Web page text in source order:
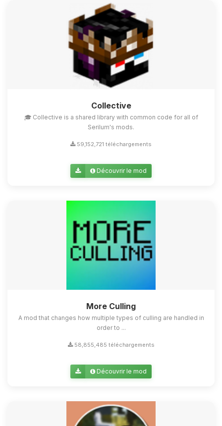
Collective
🎓 Collective is a shared library with common code for all of
Serilum's mods.
59,152,721 téléchargements
Découvrir le mod
More Culling
A mod that changes how multiple types of culling are handled in
order to ...
58,855,485 téléchargements
Découvrir le mod